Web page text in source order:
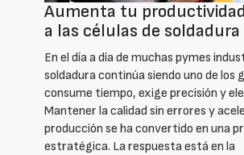
Aumenta tu
a las células de soldadura
En el día a día de muchas pymes
soldadura continúa siendo uno de los
consume tiempo, exige precisión y
Mantener la calidad sin errores y
producción se ha convertido en una
estratégica. La respuesta está en la